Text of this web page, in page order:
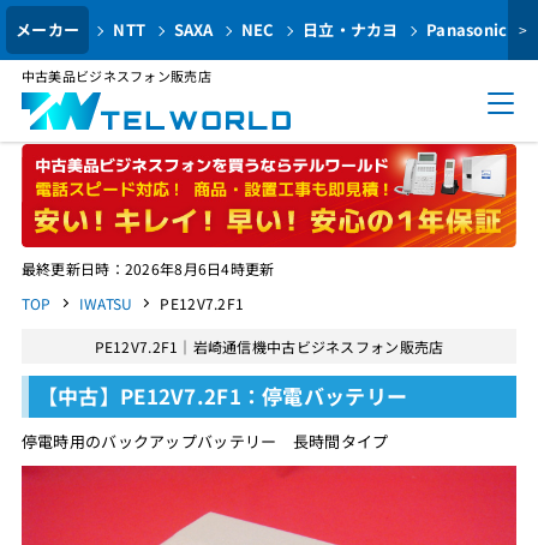
メーカー NTT SAXA NEC 日立・ナカヨ Panasonic >
中古美品ビジネスフォン販売店
最終更新日時：2026年8月6日4時更新
TOP
IWATSU PE12V7.2F1
PE12V7.2F1｜岩崎通信機中古ビジネスフォン販売店
【中古】PE12V7.2F1：停電バッテリー
停電時用のバックアップバッテリー 長時間タイプ